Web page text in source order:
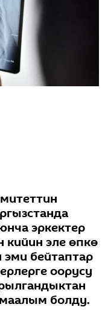
эркектер
кийин эле өпкө
эми бейтаптар
оорусу
болду.